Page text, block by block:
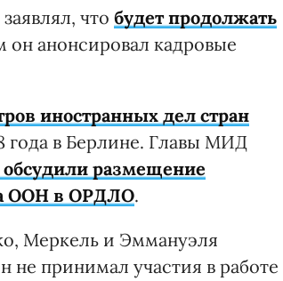
что будет продолжать
он анонсировал кадровые
иностранных дел стран
года в Берлине. Главы МИД
размещение
ООН в ОРДЛО.
Меркель и Эммануэля
принимал участия в работе